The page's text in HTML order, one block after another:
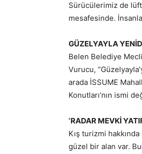
Sürücülerimiz de
mesafesinde.
GÜZELYAYLA
Belen Belediye
Vurucu,
arada İSSUME
Konutları’nın ismi
‘RADAR MEVKİ
Kış turizmi
güzel bir alan var.